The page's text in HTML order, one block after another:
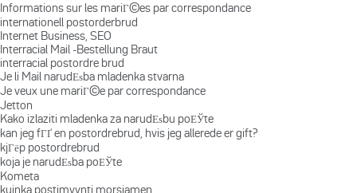
Informations sur les mariГ©es par correspondance
internationell postorderbrud
Internet Business, SEO
Interracial Mail -Bestellung Braut
interracial postordre brud
Je li Mail narudЕѕba mladenka stvarna
Je veux une mariГ©e par correspondance
Jetton
Kako izlaziti mladenka za narudЕѕbu poЕЎte
kan jeg fГҐ en postordrebrud, hvis jeg allerede er gift?
kjГёp postordrebrud
koja je narudЕѕba poЕЎte
Kometa
kuinka postimyynti morsiamen